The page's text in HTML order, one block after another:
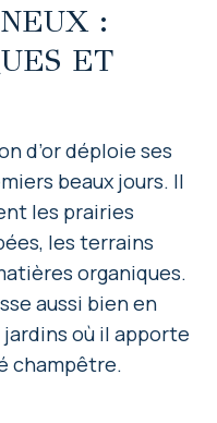
:
ET
d’or déploie ses
beaux jours. Il
les prairies
les terrains
organiques.
aussi bien en
où il apporte
champêtre.